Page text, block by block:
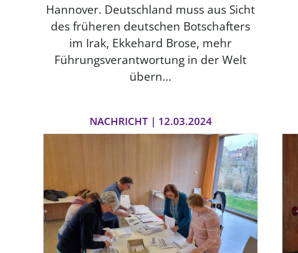
Hannover. Deutschland muss aus Sicht
des früheren deutschen Botschafters
im Irak, Ekkehard Brose, mehr
Führungsverantwortung in der Welt
übern...
NACHRICHT | 12.03.2024